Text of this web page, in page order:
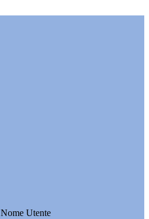
Nome Utente